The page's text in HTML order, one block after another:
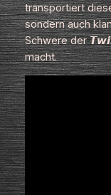
transportiert
sondern auch
Schwere der
macht.